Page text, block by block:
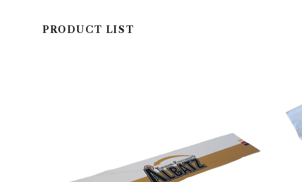
PRODUCT LIST